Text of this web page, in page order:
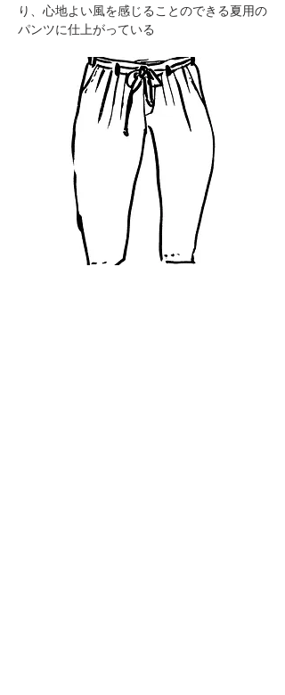
り、心地よい風を感じることのできる夏用の
パンツに仕上がっている